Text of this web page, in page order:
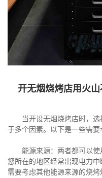
开无烟烧烤店用火山
当开设无烟烧烤店时，选
于多个因素。以下是一些需要
能源来源：两者都可以
您所在的地区经常出现电力
需要考虑其他能源来源的烧